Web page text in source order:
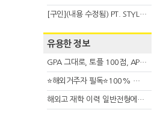
[구인](내용 수정됨) PT. STYLE KOREAN INDONESIA (스타일 코리안 인도네시아)
유용한 정보
GPA 그대로, 토플 100점, AP 막막 — 원인은 하나입니다
⭐해외거주자 필독⭐100% 온라인 마지막 한국어교원 2급 추가모집 (~8/2)
해외고 재학 이력 일반전형에서 분명한 입시 강점 살리는 전략